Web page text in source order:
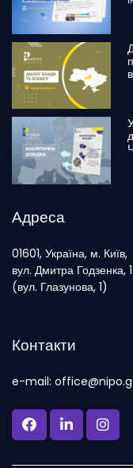
Адреса
01601, Україна, м. Київ,
вул. Дмитра Годзенка, 1
(вул. Глазунова, 1)
Контакти
e-mail: